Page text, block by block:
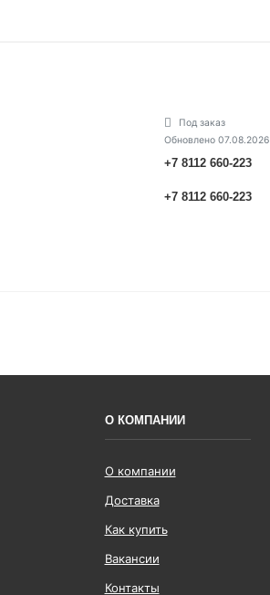
Под заказ
Обновлено 07.08.2026
+7 8112 660-223
+7 8112 660-223
О КОМПАНИИ
О компании
Доставка
Как купить
Вакансии
Контакты